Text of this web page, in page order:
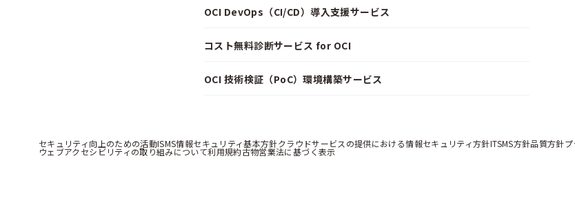
OCI DevOps（CI/CD）導入支援サービス
コスト無料診断サービス for OCI
OCI 技術検証（PoC）環境構築サービス
セキュリティ向上のための活動ISMS情報セキュリティ基本方針クラウドサービスの提供における情報セキュリティ方針ITSMS方針品質方針
ウェブアクセシビリティの取り組みについて利用規約古物営業法に基づく表示